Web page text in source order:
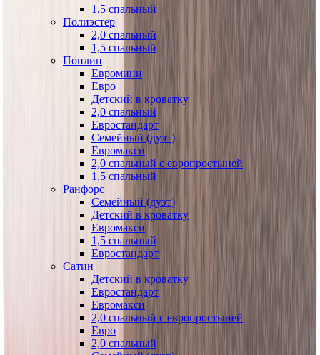
1,5 спальный
Полиэстер
2,0 спальный
1,5 спальный
Поплин
Евромини
Евро
Детский в кроватку
2,0 спальный
Евростандарт
Семейный (дуэт)
Евромакси
2,0 спальный с европростыней
1,5 спальный
Ранфорс
Семейный (дуэт)
Детский в кроватку
Евромакси
1,5 спальный
Евростандарт
Сатин
Детский в кроватку
Евростандарт
Евромакси
2,0 спальный с европростыней
Евро
2,0 спальный